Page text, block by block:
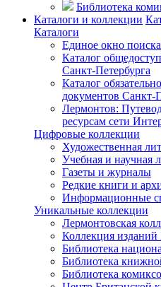
Библиотека
Каталоги и коллекции
Каталоги
Единое окно поиска
Каталог
Санкт-Петербурга
Каталог
документов Санкт-
Лермонтов:
ресурсам сети
Цифровые коллекции
Художественная
Учебная и научная
Газеты и журналы
Редкие книги и
Информационные
Уникальные коллекции
Лермонтовская
Коллекция
Библиотека
Библиотека
Библиотека